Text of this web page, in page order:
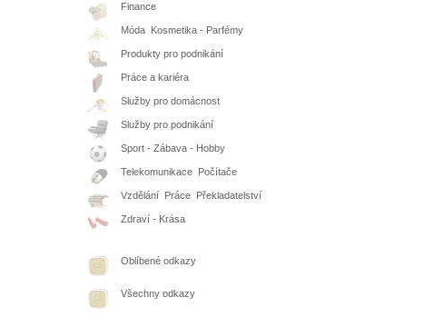
Finance
Móda  Kosmetika - Parfémy
Produkty pro podnikání
Práce a kariéra
Služby pro domácnost
Služby pro podnikání
Sport - Zábava - Hobby
Telekomunikace  Počítače
Vzdělání  Práce  Překladatelství
Zdraví - Krása
Oblíbené odkazy
Všechny odkazy